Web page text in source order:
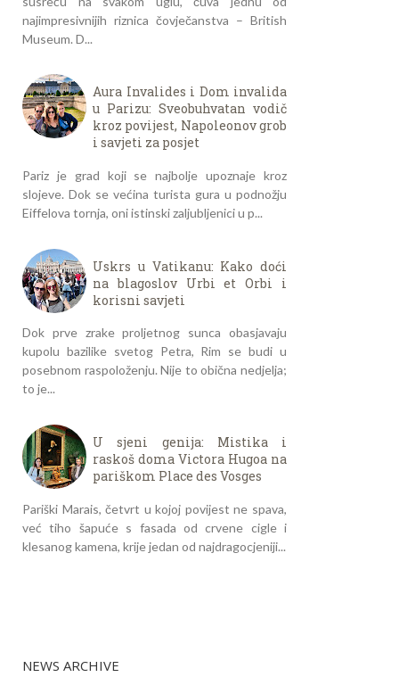
najimpresivnijih riznica čovječanstva – British
Museum. D...
Aura Invalides i Dom invalida
u Parizu: Sveobuhvatan vodič
kroz povijest, Napoleonov grob
i savjeti za posjet
Pariz je grad koji se najbolje upoznaje kroz
slojeve. Dok se većina turista gura u podnožju
Eiffelova tornja, oni istinski zaljubljenici u p...
Uskrs u Vatikanu: Kako doći
na blagoslov Urbi et Orbi i
korisni savjeti
Dok prve zrake proljetnog sunca obasjavaju
kupolu bazilike svetog Petra, Rim se budi u
posebnom raspoloženju. Nije to obična nedjelja;
to je...
U sjeni genija: Mistika i
raskoš doma Victora Hugoa na
pariškom Place des Vosges
Pariški Marais, četvrt u kojoj povijest ne spava,
već tiho šapuće s fasada od crvene cigle i
klesanog kamena, krije jedan od najdragocjeniji...
NEWS ARCHIVE